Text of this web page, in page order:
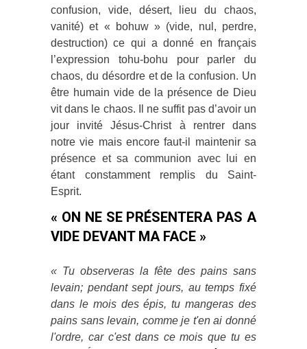
confusion, vide, désert, lieu du chaos,
vanité) et « bohuw » (vide, nul, perdre,
destruction) ce qui a donné en français
l’expression tohu-bohu pour parler du
chaos, du désordre et de la confusion. Un
être humain vide de la présence de Dieu
vit dans le chaos. Il ne suffit pas d’avoir un
jour invité Jésus-Christ à rentrer dans
notre vie mais encore faut-il maintenir sa
présence et sa communion avec lui en
étant constamment remplis du Saint-
Esprit.
« ON NE SE PRÉSENTERA PAS A
VIDE DEVANT MA FACE »
« Tu observeras la fête des pains sans
levain; pendant sept jours, au temps fixé
dans le mois des épis, tu mangeras des
pains sans levain, comme je t'en ai donné
l'ordre, car c'est dans ce mois que tu es